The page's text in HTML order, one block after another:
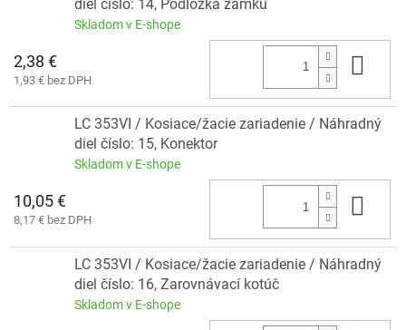
diel číslo: 14, Podložka zámku
Skladom v E-shope
2,38 €
1,93 € bez DPH
LC 353VI / Kosiace/žacie zariadenie / Náhradný
diel číslo: 15, Konektor
Skladom v E-shope
10,05 €
8,17 € bez DPH
LC 353VI / Kosiace/žacie zariadenie / Náhradný
diel číslo: 16, Zarovnávací kotúč
Skladom v E-shope